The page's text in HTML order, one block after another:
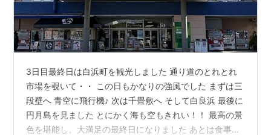
3日目最終日は白浜町を観光しました 通り道のとれとれ
市場を覗いて・・ この日もかなりの強風でした まずは三
段壁へ 青空に飛行機♪ 次は千畳敷へ そして白良浜 最後に
円月島を見ました とにかく海も空もきれい！！ 最高の景
色を堪能し、大満足の最終日になりました あとは食事編